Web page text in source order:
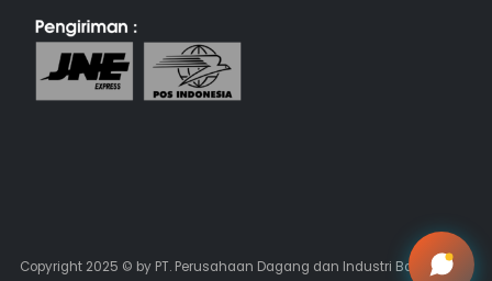
Copyright 2025 © by PT. Perusahaan Dagang dan Industri Batik Keris